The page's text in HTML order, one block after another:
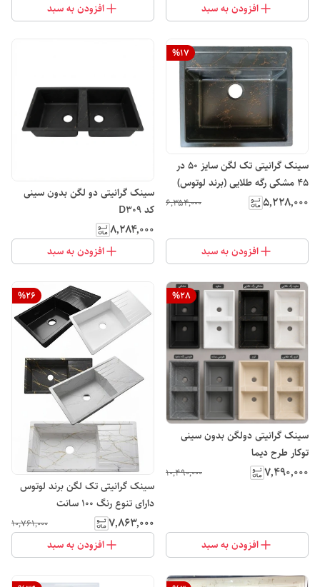
افزودن به سبد افزودن به سبد
%17
سینک گرانیتی تک لگن سایز 50 در
45 مشکی رگه طلایی (برند لوتوس)
۵٬۲۲۸٬۰۰۰ ۶٬۳۵۴٬۰۰۰
افزودن به سبد
سینک گرانیتی دو لگن بدون سینی
کد D309
۸٬۲۸۴٬۰۰۰
افزودن به سبد
%28
سینک گرانیتی دولگن بدون سینی
توکار طرح دیما
۷٬۴۹۰٬۰۰۰ ۱۰٬۴۹۰٬۰۰۰
افزودن به سبد
%26
سینک گرانیتی تک لگن برند لوتوس
دارای تنوع رنگ 100 سانت
۷٬۸۶۳٬۰۰۰ ۱۰٬۷۶۱٬۰۰۰
افزودن به سبد